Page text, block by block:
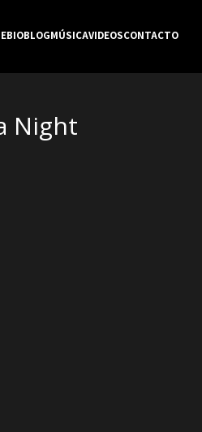
BIOBLOGMÚSICAVIDEOSCONTACTO
Night